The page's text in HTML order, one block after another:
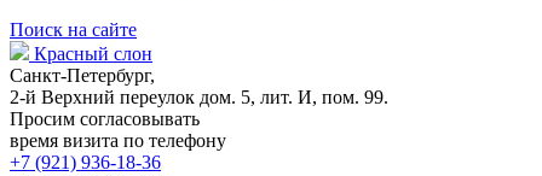
Поиск на сайте
Красный слон
Санкт-Петербург,
2-й Верхний переулок дом. 5, лит. И, пом. 99.
Просим согласовывать
время визита по телефону
+7 (921) 936-18-36